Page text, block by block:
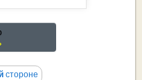
стороне